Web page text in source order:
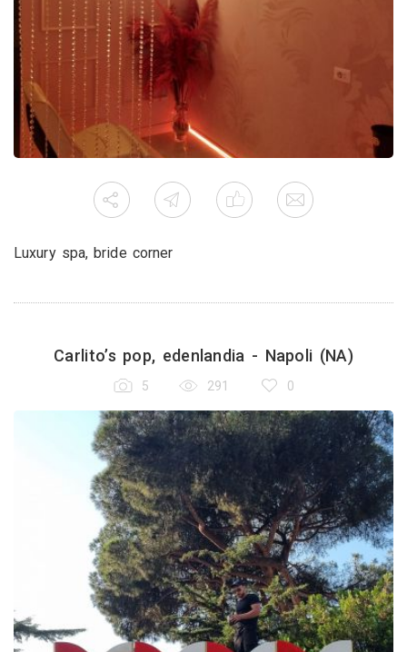
Luxury spa, bride corner
Carlito’s pop, edenlandia - Napoli (NA)
5 291 0